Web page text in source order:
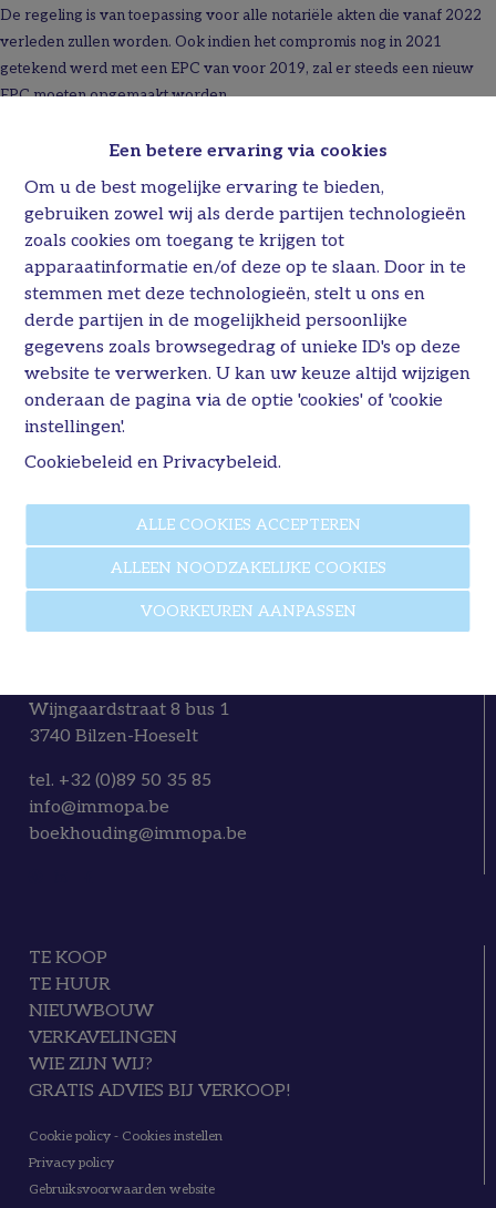
Een betere ervaring via cookies
Om u de best mogelijke ervaring te bieden,
gebruiken zowel wij als derde partijen technologieën
zoals cookies om toegang te krijgen tot
apparaatinformatie en/of deze op te slaan. Door in te
stemmen met deze technologieën, stelt u ons en
derde partijen in de mogelijkheid persoonlijke
gegevens zoals browsegedrag of unieke ID's op deze
website te verwerken. U kan uw keuze altijd wijzigen
onderaan de pagina via de optie 'cookies' of 'cookie
instellingen'.
Cookiebeleid enPrivacybeleid.
ALLE COOKIES ACCEPTEREN
ALLEEN NOODZAKELIJKE COOKIES
VOORKEUREN AANPASSEN
De regeling is van toepassing voor alle notariële akten die vanaf 2022
verleden zullen worden. Ook indien het compromis nog in 2021
getekend werd met een EPC van voor 2019, zal er steeds een nieuw
EPC moeten opgemaakt worden.
(Bron: Vlaamse Energie- en Klimaatagentschap)
Wijngaardstraat 8 bus 1
3740 Bilzen-Hoeselt
tel. +32 (0)89 50 35 85
info@immopa.be
boekhouding@immopa.be
TE KOOP
TE HUUR
NIEUWBOUW
VERKAVELINGEN
WIE ZIJN WIJ?
GRATIS ADVIES BIJ VERKOOP!
Cookie policy - Cookies instellen
Privacy policy
Gebruiksvoorwaarden website